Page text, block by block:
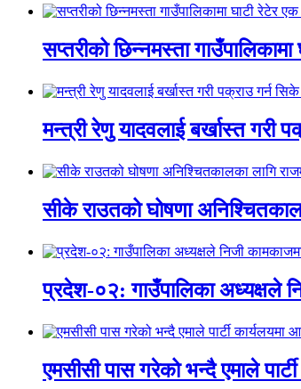
सप्तरीको छिन्नमस्ता
मन्त्री रेणु यादवलाई बर्खास्त
सीके राउतको घोषणा
प्रदेश-०२: गाउँपालिका अध्यक्षले
एमसीसी पास गरेको भन्दै एमाले